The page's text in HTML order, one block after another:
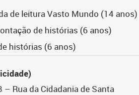
de leitura Vasto Mundo (14 anos)
de histórias (6 anos)
histórias (6 anos)
Rua da Cidadania de Santa